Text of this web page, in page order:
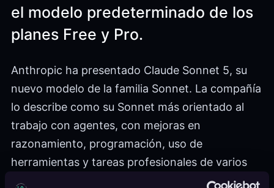
el modelo predeterminado de los
planes Free y Pro.
Anthropic ha presentado Claude Sonnet 5, su
nuevo modelo de la familia Sonnet. La compañía
lo describe como su Sonnet más orientado al
trabajo con agentes, con mejoras en
razonamiento, programación, uso de
herramientas y tareas profesionales de varios
pasos.